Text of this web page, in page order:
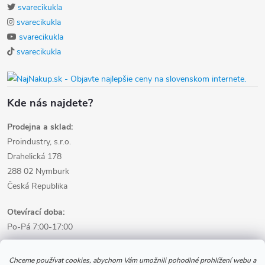
Chceme používat cookies, abychom Vám umožnili pohodlné prohlížení webu a
svarecikukla
svarecikukla
svarecikukla
svarecikukla
Kde nás najdete?
Prodejna a sklad:
Proindustry, s.r.o.
Drahelická 178
288 02 Nymburk
Česká Republika
Otevírací doba:
Po-Pá 7:00-17:00
Informace pro nákup